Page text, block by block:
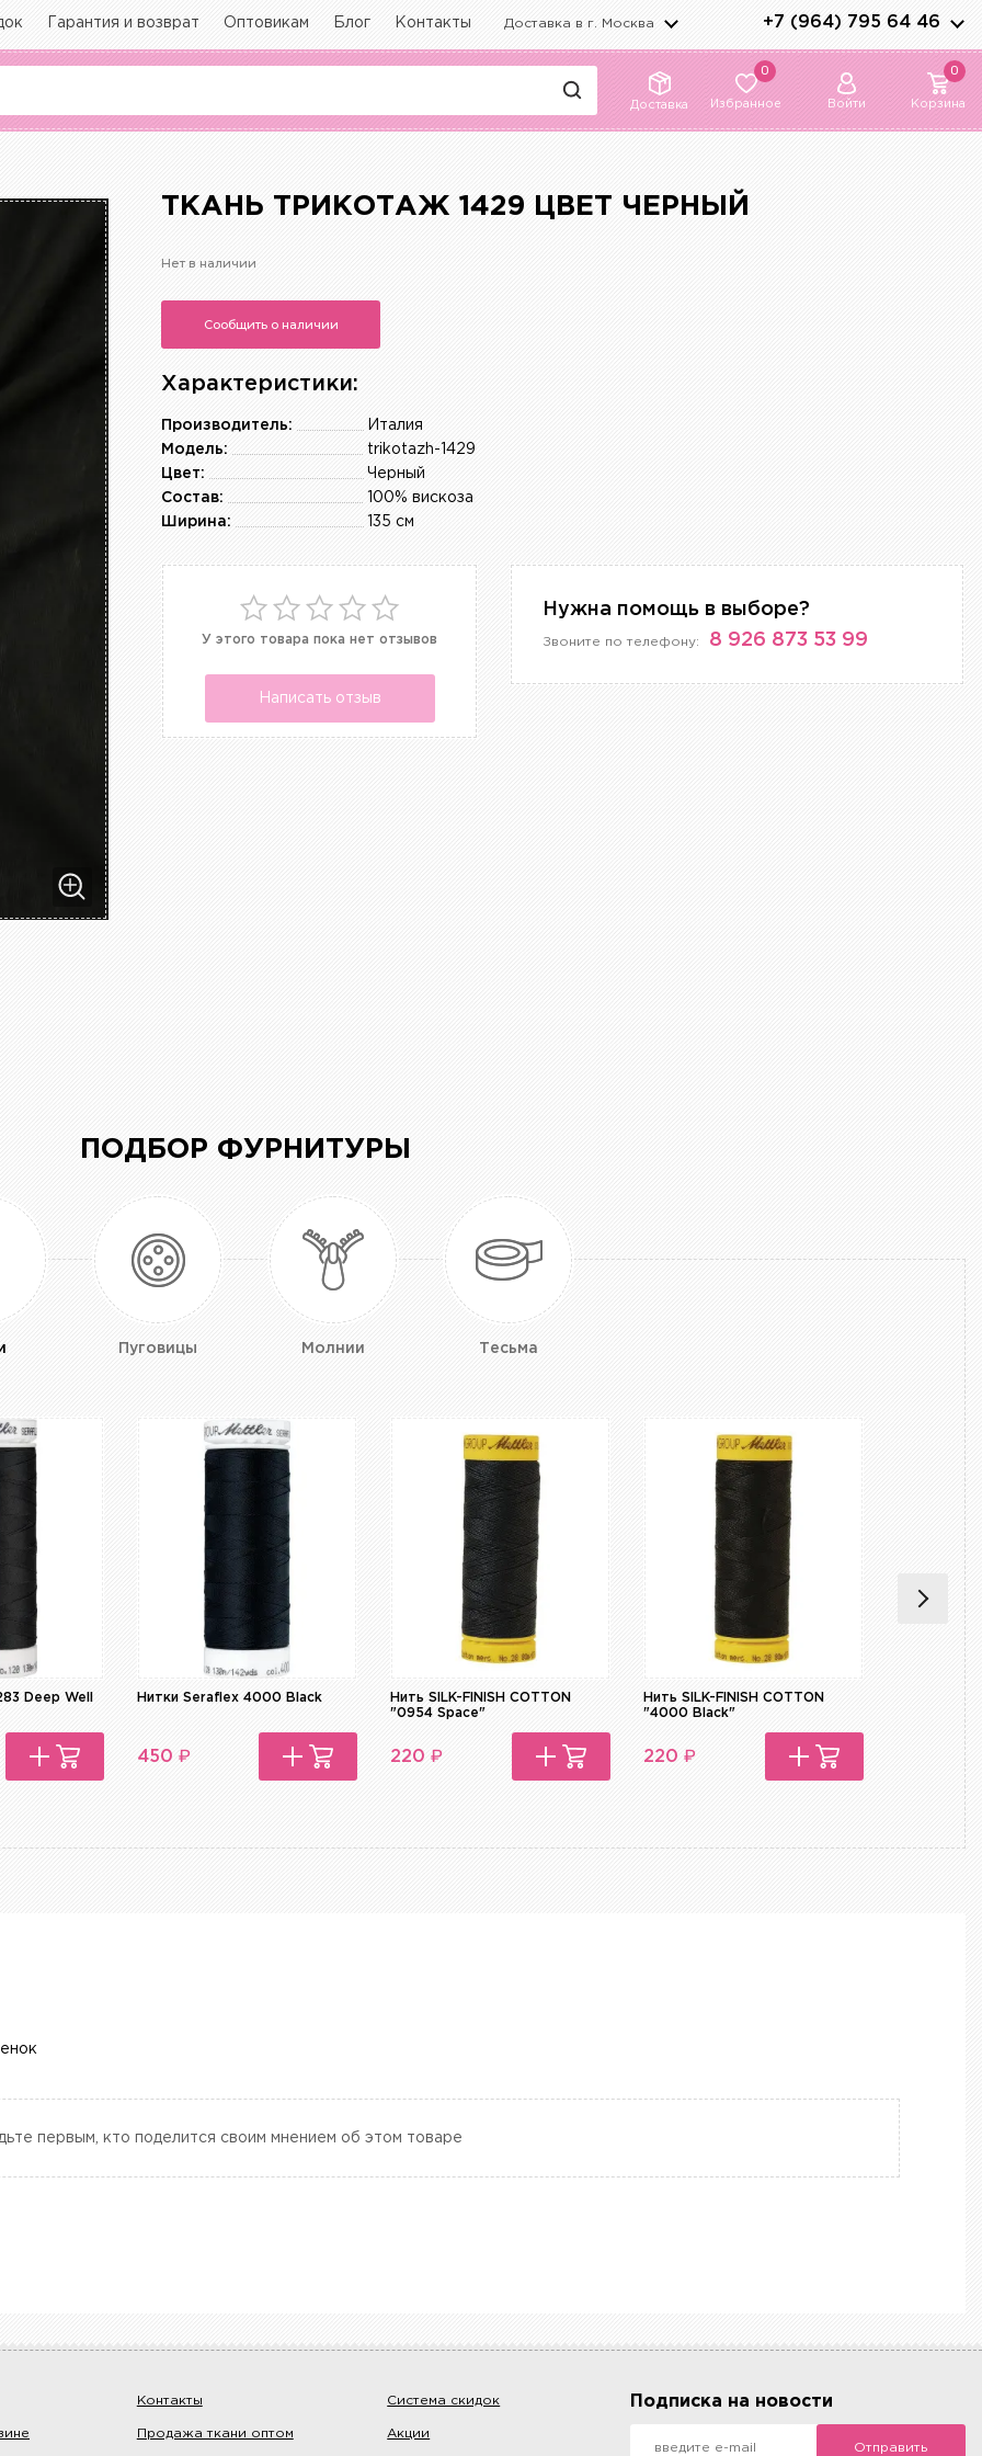
Гарантия и возврат Оптовикам Блог Контакты Доставка в г. Москва +7 (964) 795 64 46
Доставка
0
Избранное Войти
0
Корзина
ТКАНЬ ТРИКОТАЖ 1429 ЦВЕТ ЧЕРНЫЙ
Нет в наличии
Сообщить о наличии
Характеристики:
Италия
Производитель:
trikotazh-1429
Модель:
Черный
Цвет:
100% вискоза
Состав:
135 см
Ширина:
У этого товара пока нет отзывов
Написать отзыв
Нужна помощь в выборе?
Звоните по телефону: 8 926 873 53 99
ПОДБОР ФУРНИТУРЫ
Пуговицы Молнии Тесьма
Deep Well Нитки Seraflex 4000 Black
450 ₽
Нить SILK-FINISH COTTON
"0954 Space"
220 ₽
Нить SILK-FINISH COTTON
"4000 Black"
220 ₽
Нить
STARK
первым, кто поделится своим мнением об этом товаре
Контакты
Продажа ткани оптом
Система скидок
Акции
Подписка на новости
Отправить